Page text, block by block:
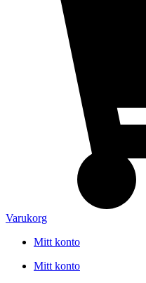
Varukorg
Mitt konto
Mitt konto